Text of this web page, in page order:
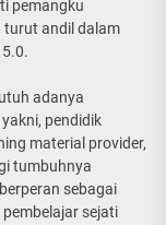
pemangku
turut andil dalam
adanya
pendidik
material provider,
tumbuhnya
sebagai
sejati